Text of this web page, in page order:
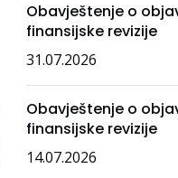
Obavještenje o
finansijske revizije
31.07.2026
Obavještenje o
finansijske revizije
14.07.2026